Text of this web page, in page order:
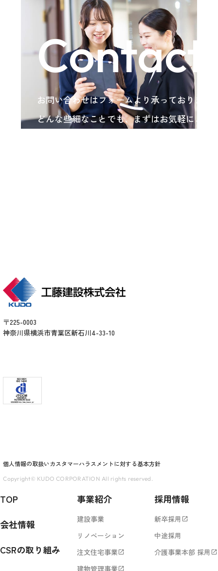
Contact
お問い合わせはフォームより承っております
どんな些細なことでも、まずはお気軽にご相
〒225-0003
神奈川県横浜市青葉区新石川4-33-10
個人情報の取扱い カスタマーハラスメントに対する基本方針
Copyright© KUDO CORPORATION All rights reserved.
TOP
会社情報
CSRの取り組み
事業紹介
建設事業
リノベーション
注文住宅事業 open_in_new
建物管理事業 open_in_new
採用情報
新卒採用 open_in_new
中途採用
介護事業本部 採用 open_in_new